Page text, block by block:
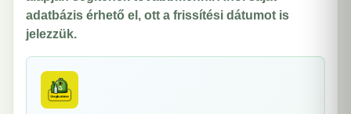
adatbázis érhető el, ott a frissítési dátumot is
jelezzük.